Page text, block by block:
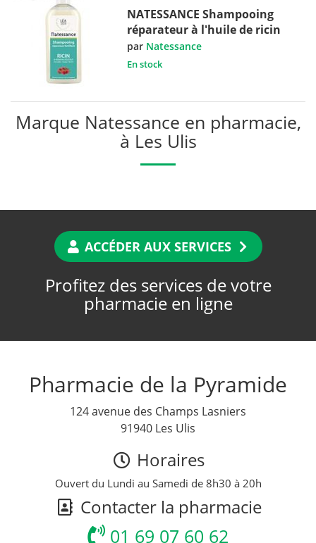
NATESSANCE Shampooing
réparateur à l'huile de ricin
par Natessance
En stock
Marque Natessance en pharmacie,
à Les Ulis
ACCÉDER AUX SERVICES
Profitez des services de votre
pharmacie en ligne
Pharmacie de la Pyramide
124 avenue des Champs Lasniers
91940 Les Ulis
Horaires
Ouvert du Lundi au Samedi de 8h30 à 20h
Contacter la pharmacie
01 69 07 60 62